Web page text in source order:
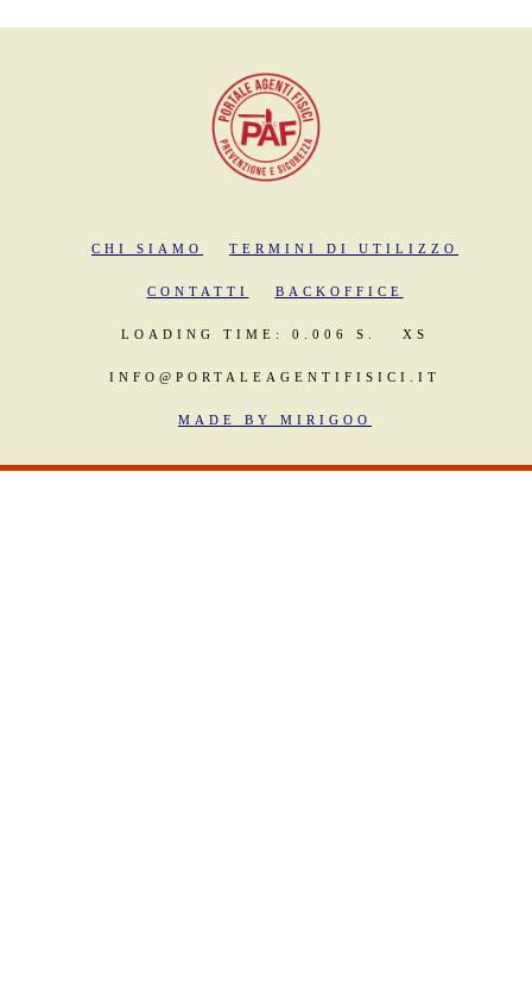
CHI SIAMO TERMINI DI UTILIZZO
CONTATTI BACKOFFICE
LOADING TIME: 0.006 S. XS
INFO@PORTALEAGENTIFISICI.IT
MADE BY MIRIGOO